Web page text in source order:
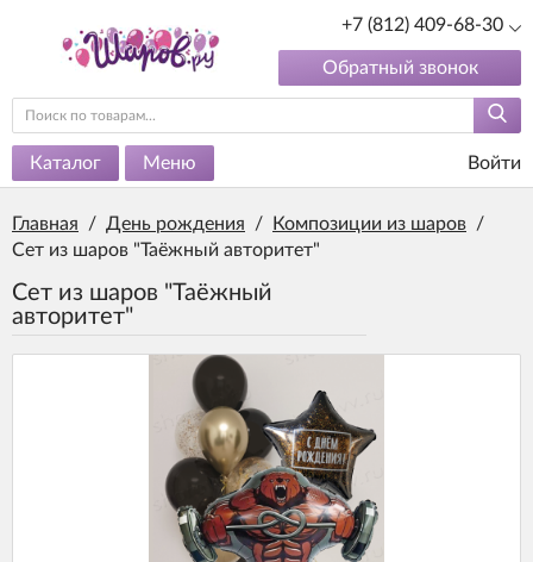
+7 (812) 409-68-30
Обратный звонок
Каталог Меню Войти
Главная / День рождения / Композиции из шаров /
Сет из шаров "Таёжный авторитет"
Сет из шаров "Таёжный
авторитет"